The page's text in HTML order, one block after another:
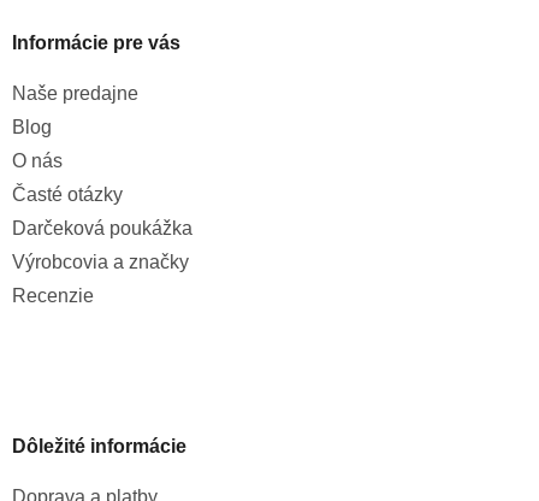
Informácie pre vás
Naše predajne
Blog
O nás
Časté otázky
Darčeková poukážka
Výrobcovia a značky
Recenzie
Dôležité informácie